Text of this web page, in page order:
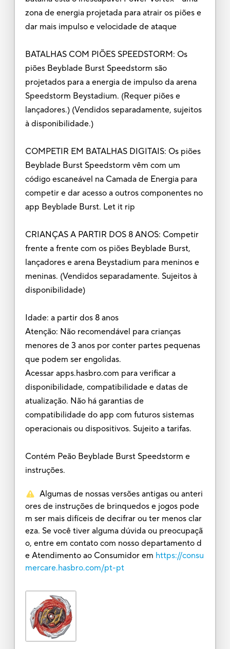
zona de energia projetada para atrair os piões e
dar mais impulso e velocidade de ataque
BATALHAS COM PIÕES SPEEDSTORM: Os
piões Beyblade Burst Speedstorm são
projetados para a energia de impulso da arena
Speedstorm Beystadium. (Requer piões e
lançadores.) (Vendidos separadamente, sujeitos
à disponibilidade.)
COMPETIR EM BATALHAS DIGITAIS: Os piões
Beyblade Burst Speedstorm vêm com um
código escaneável na Camada de Energia para
competir e dar acesso a outros componentes no
app Beyblade Burst. Let it rip
CRIANÇAS A PARTIR DOS 8 ANOS: Competir
frente a frente com os piões Beyblade Burst,
lançadores e arena Beystadium para meninos e
meninas. (Vendidos separadamente. Sujeitos à
disponibilidade)
Idade: a partir dos 8 anos
Atenção: Não recomendável para crianças
menores de 3 anos por conter partes pequenas
que podem ser engolidas.
Acessar apps.hasbro.com para verificar a
disponibilidade, compatibilidade e datas de
atualização. Não há garantias de
compatibilidade do app com futuros sistemas
operacionais ou dispositivos. Sujeito a tarifas.
Contém Peão Beyblade Burst Speedstorm e
instruções.
Algumas de nossas versões antigas ou anteri
ores de instruções de brinquedos e jogos pode
m ser mais difíceis de decifrar ou ter menos clar
eza. Se você tiver alguma dúvida ou preocupaçã
o, entre em contato com nosso departamento d
e Atendimento ao Consumidor em https://consu
mercare.hasbro.com/pt-pt